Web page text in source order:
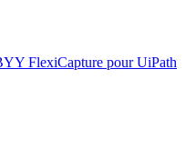
FlexiCapture pour UiPath